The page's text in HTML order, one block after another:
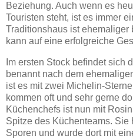
Beziehung. Auch wenn es
Touristen steht, ist es immer
Traditionshaus ist ehemaliger
kann auf eine erfolgreiche
Im ersten Stock befindet sich
benannt nach dem
ist es mit zwei Michelin-
kommen oft und sehr gerne
Küchenchefs ist nun mit
Spitze des Küchenteams. Sie
Sporen und wurde dort mit